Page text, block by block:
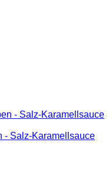
- Salz-Karamellsauce